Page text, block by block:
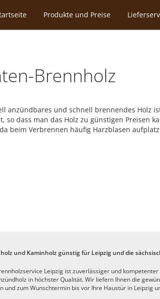
Produkte und Preise
Brennholz
anzündbares und schnell brennendes Holz
so dass man das Holz zu günstigen Preisen
beim Verbrennen häufig Harzblasen
und Kaminholz günstig für Leipzig und die
Leipzig ist zuverlässiger und
in höchster Qualität. Wir liefern Ihnen die
und zum Wunschtermin bis vor Ihre Haustür in Leipzig